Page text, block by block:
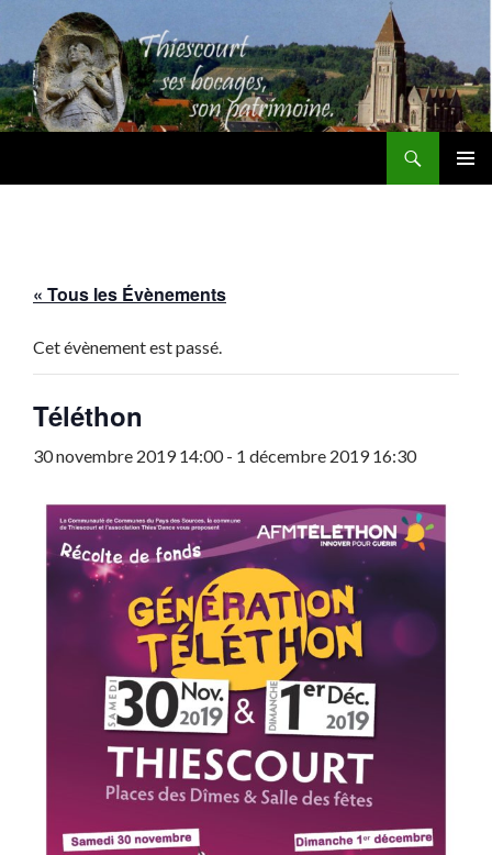
« Tous les Évènements
Cet évènement est passé.
Téléthon
30 novembre 2019 14:00- 1 décembre 2019 16:30